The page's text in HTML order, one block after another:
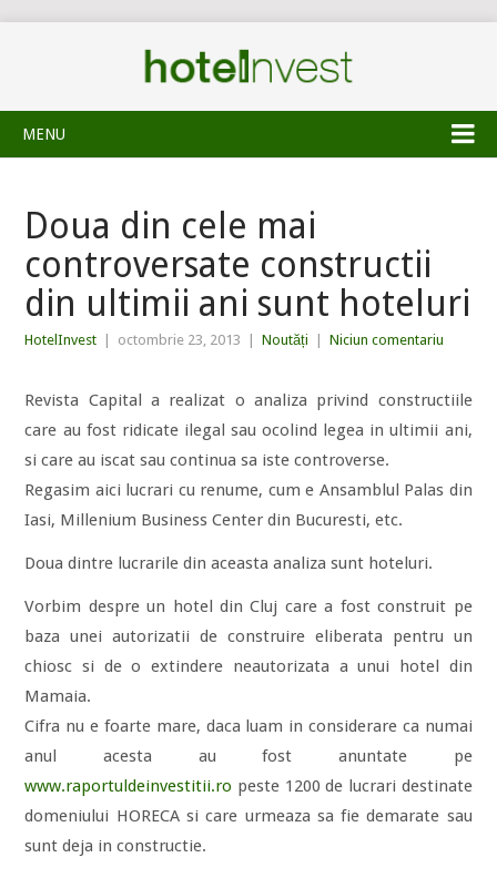
MENU
Doua din cele mai
controversate constructii
din ultimii ani sunt hoteluri
HotelInvest octombrie 23, 2013 Noutăți Niciun comentariu
Revista Capital a realizat o analiza privind constructiile
care au fost ridicate ilegal sau ocolind legea in ultimii ani,
si care au iscat sau continua sa iste controverse.
Regasim aici lucrari cu renume, cum e Ansamblul Palas din
Iasi, Millenium Business Center din Bucuresti, etc.
Doua dintre lucrarile din aceasta analiza sunt hoteluri.
Vorbim despre un hotel din Cluj care a fost construit pe
baza unei autorizatii de construire eliberata pentru un
chiosc si de o extindere neautorizata a unui hotel din
Mamaia.
Cifra nu e foarte mare, daca luam in considerare ca numai
anul acesta au fost anuntate pe
www.raportuldeinvestitii.ro peste 1200 de lucrari destinate
domeniului HORECA si care urmeaza sa fie demarate sau
sunt deja in constructie.